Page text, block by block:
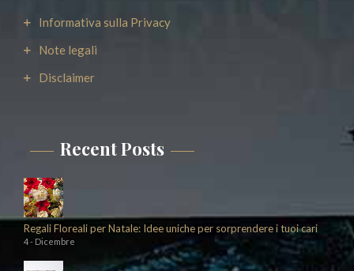
Informativa sulla Privacy
Note legali
Disclaimer
Recent Posts
Regali Floreali per Natale: Idee uniche per sorprendere i tuoi cari
4 - Dicembre